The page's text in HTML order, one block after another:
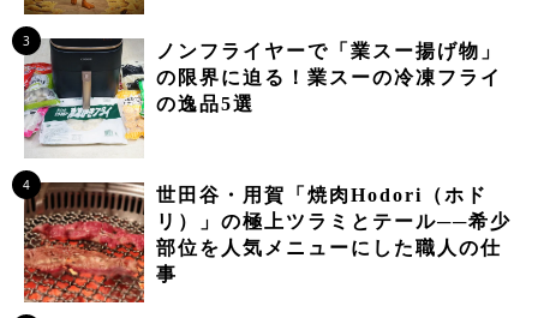
3
ノンフライヤーで「業スー揚げ物」
の限界に迫る！業スーの冷凍フライ
の逸品5選
4
世田谷・用賀「焼肉Hodori（ホド
リ）」の極上ツラミとテール──希少
部位を人気メニューにした職人の仕
事